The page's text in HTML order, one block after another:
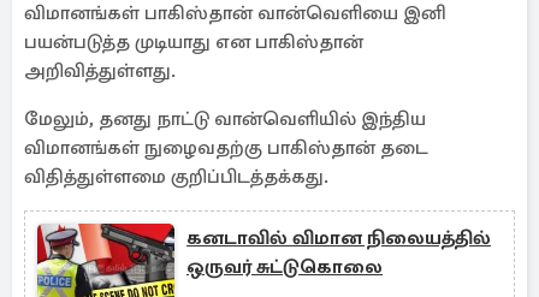
விமானங்கள் பாகிஸ்தான் வான்வெளியை இனி
பயன்படுத்த முடியாது என பாகிஸ்தான்
அறிவித்துள்ளது.
மேலும், தனது நாட்டு வான்வெளியில் இந்திய
விமானங்கள் நுழைவதற்கு பாகிஸ்தான் தடை
விதித்துள்ளமை குறிப்பிடத்தக்கது.
கனடாவில் விமான நிலையத்தில்
ஒருவர் சுட்டுகொலை